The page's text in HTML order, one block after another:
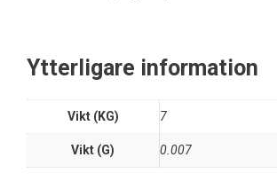
Ytterligare information
Vikt (KG) 7
Vikt (G) 0.007